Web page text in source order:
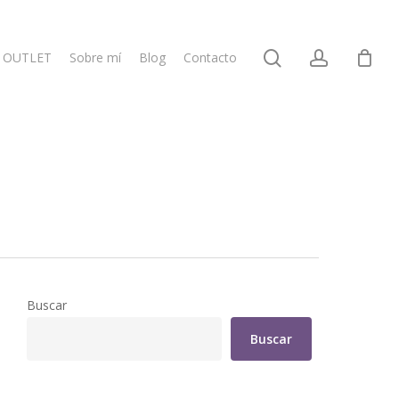
OUTLET Sobre mí Blog Contacto searchaccount
Buscar
Buscar